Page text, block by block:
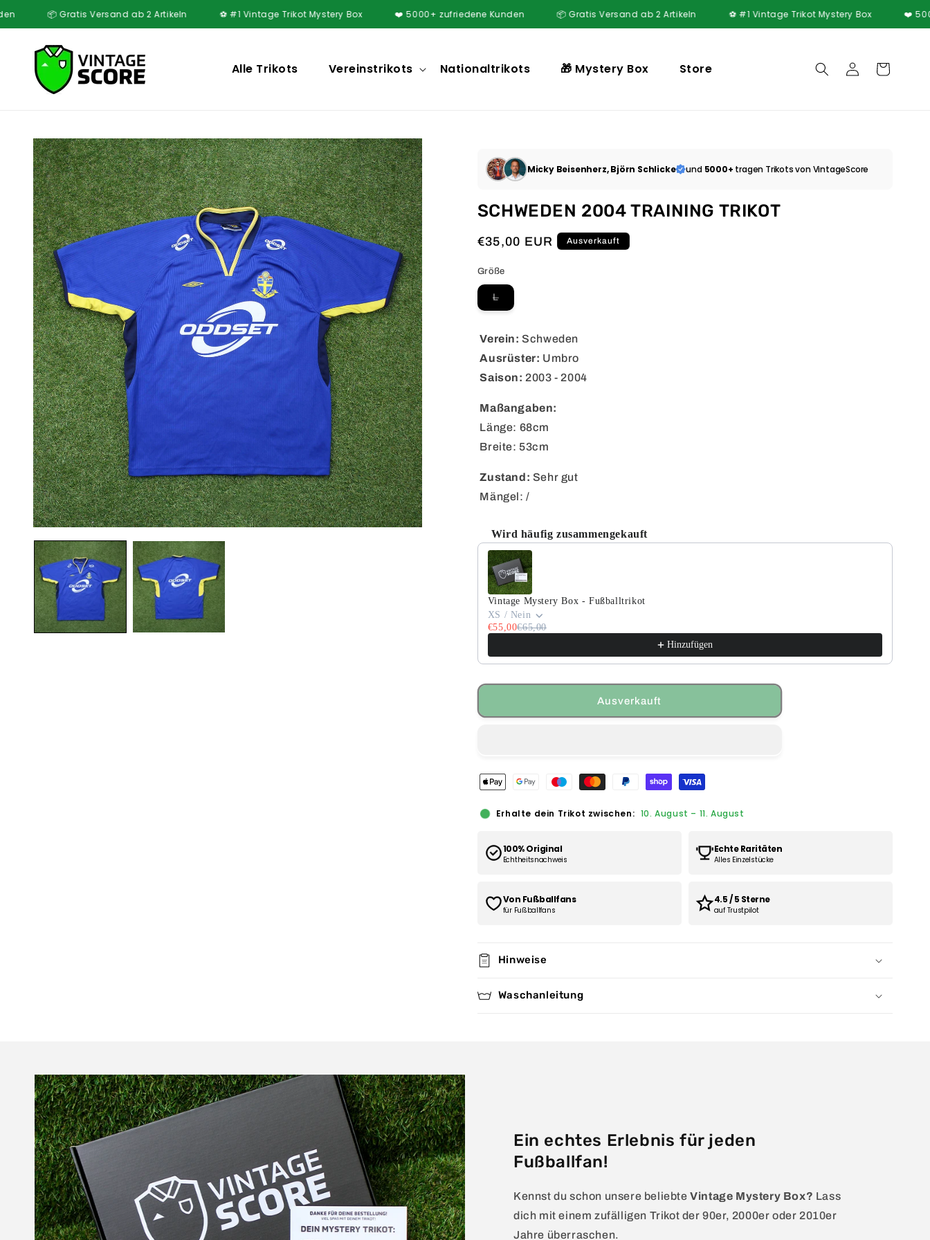
Inhalt
Versand ab 2 Artikeln⚽ #1 Vintage Trikot Mystery Box❤️ 5000+ zufriedene Kunden📦 Gratis Versand ab 2 Artikeln⚽ #1 Vintage Trikot Mystery Box❤️ 5000+
Alle Trikots Vereinstrikots Nationaltrikots 🎁 Mystery Box Store EinloggenWarenkorb
Produktinformationen
springen
Micky Beisenherz, Björn Schlicke und 5000+ tragen Trikots von VintageScore
SCHWEDEN 2004 TRAINING TRIKOT
Normaler
€35,00 EUR Ausverkauft
Größe
LVariante
ausverkauft
verfügbar
Verein: Schweden
Ausrüster: Umbro
Saison: 2003 - 2004
Maßangaben:
Länge: 68cm
Breite: 53cm
Zustand: Sehr gut
Mängel: /
Wird häufig zusammengekauft
Use the Previous and Next buttons to navigate through product recommendations, or scroll
Vintage Mystery Box - Fußballtrikot
XS / Nein
€55,00€65,00
Hinzufügen
Ausverkauft
Erhalte dein Trikot zwischen: 10. August – 11. August
100% Original
Echtheitsnachweis
Echte Raritäten
Alles Einzelstücke
Von Fußballfans
für Fußballfans
4.5 / 5 Sterne
auf Trustpilot
Hinweise
Waschanleitung
Ein echtes Erlebnis für jeden
Fußballfan!
Kennst du schon unsere beliebteVintage Mystery Box? Lass
dich mit einem zufälligen Trikot der 90er, 2000er oder 2010er
Jahre überraschen.